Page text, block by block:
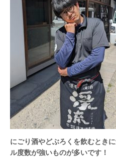
にごり酒やどぶろくを飲むとき
ル度数が強いものが多いです！